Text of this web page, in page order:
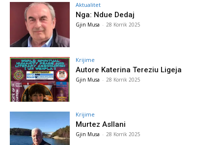
Aktualitet
Nga: Ndue Dedaj
Gjin Musa - 28 Korrik 2025
Krijime
Autore Katerina Tereziu Ligeja
Gjin Musa - 28 Korrik 2025
Krijime
Murtez Asllani
Gjin Musa - 28 Korrik 2025